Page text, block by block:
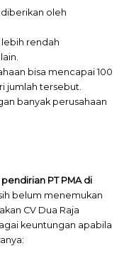
diberikan oleh
rendah
bisa mencapai 100
jumlah tersebut.
banyak perusahaan
pendirian PT PMA di
belum menemukan
CV Dua Raja
keuntungan apabila